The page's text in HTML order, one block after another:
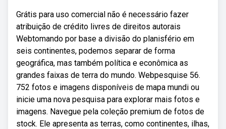
Grátis para uso comercial não é necessário fazer
atribuição de crédito livres de direitos autorais
Webtomando por base a divisão do planisfério em
seis continentes, podemos separar de forma
geográfica, mas também política e econômica as
grandes faixas de terra do mundo. Webpesquise 56.
752 fotos e imagens disponíveis de mapa mundi ou
inicie uma nova pesquisa para explorar mais fotos e
imagens. Navegue pela coleção premium de fotos de
stock. Ele apresenta as terras, como continentes, ilhas,